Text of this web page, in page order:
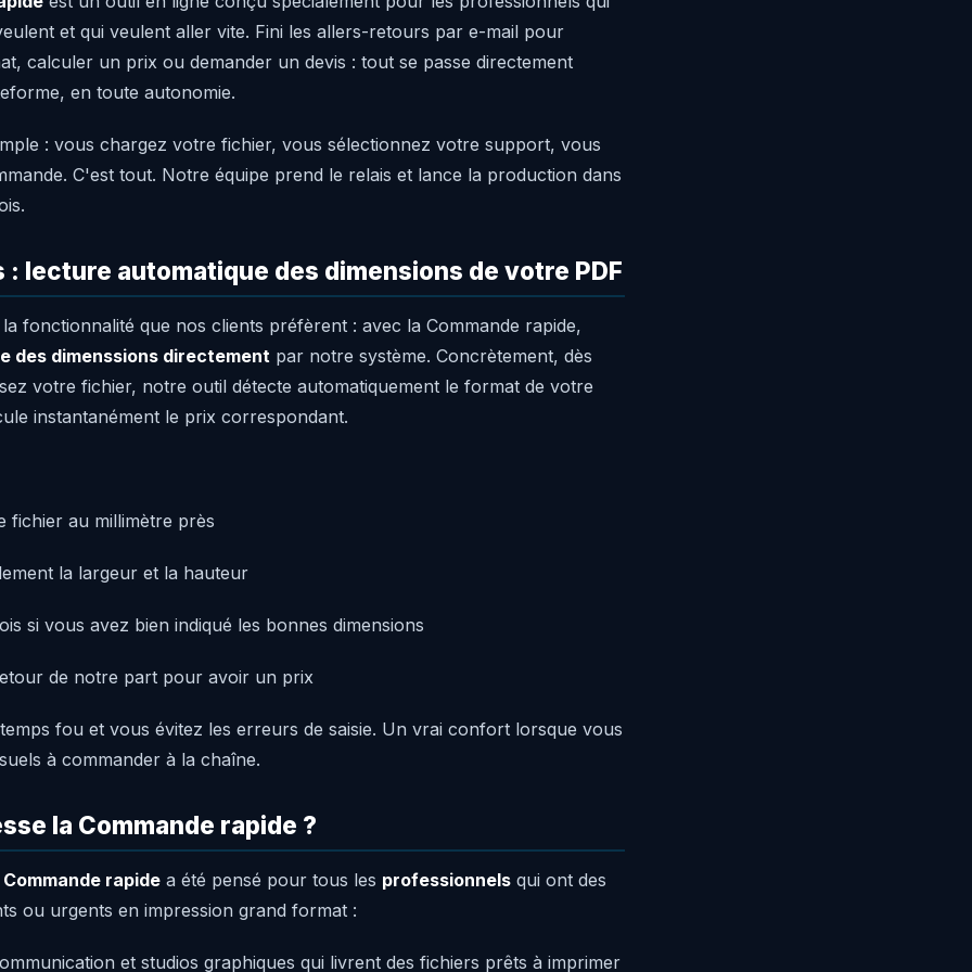
et qui veulent aller vite. Fini les allers-retours par e-mail pour
calculer un prix ou demander un devis : tout se passe directement
en toute autonomie.
: vous chargez votre fichier, vous sélectionnez votre support, vous
C'est tout. Notre équipe prend le relais et lance la production dans
: lecture automatique des dimensions de votre PDF
fonctionnalité que nos clients préfèrent : avec la Commande rapide,
des dimenssions directement par notre système. Concrètement, dès
votre fichier, notre outil détecte automatiquement le format de votre
instantanément le prix correspondant.
fichier au millimètre près
la largeur et la hauteur
si vous avez bien indiqué les bonnes dimensions
de notre part pour avoir un prix
fou et vous évitez les erreurs de saisie. Un vrai confort lorsque vous
à commander à la chaîne.
la Commande rapide ?
Commande rapide a été pensé pour tous les professionnels qui ont des
ou urgents en impression grand format :
et studios graphiques qui livrent des fichiers prêts à imprimer